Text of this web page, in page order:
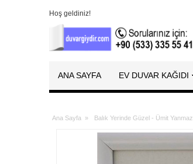
Hoş geldiniz!
ANA SAYFA EV DUVAR KAĞIDI
Ana Sayfa » Balık Yerinde Güzel - Ümit Yanmaz